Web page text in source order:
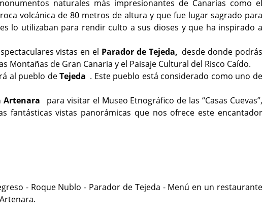
naturales más impresionantes de Canarias como el
volcánica de 80 metros de altura y que fue lugar sagrado para
lo utilizaban para rendir culto a sus dioses y que ha inspirado a
vistas en el Parador de Tejeda, desde donde podrás
Montañas de Gran Canaria y el Paisaje Cultural del Risco Caído.
al pueblo deTejeda . Este pueblo está considerado como uno de
Artenara
para visitar el Museo Etnográfico de las “Casas Cuevas”,
fantásticas vistas panorámicas que nos ofrece este encantador
- Roque Nublo - Parador de Tejeda - Menú en un restaurante